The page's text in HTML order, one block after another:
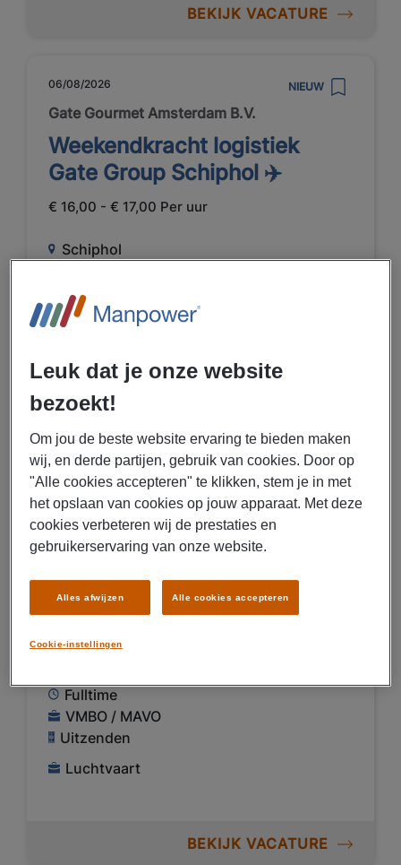
BEKIJK VACATURE
06/08/2026 NIEUW
Gate Gourmet Amsterdam B.V.
Weekendkracht logistiek
Gate Group Schiphol ✈️
€ 16,00 - € 17,00 Per uur
Schiphol
VMBO / MAVO
Uitzenden
06/08/2026 NIEUW
Gate Gourmet Amsterdam B.V.
Productiemedewerker bij
Gate Gourmet op Schiphol
Fulltime
VMBO / MAVO
Uitzenden
Luchtvaart
BEKIJK VACATURE
Leuk dat je onze website
bezoekt!
Om jou de beste website ervaring te bieden maken
wij, en derde partijen, gebruik van cookies. Door op
"Alle cookies accepteren" te klikken, stem je in met
het opslaan van cookies op jouw apparaat. Met deze
cookies verbeteren wij de prestaties en
gebruikerservaring van onze website.
Cookie-instellingen
Alles afwijzen Alle cookies accepteren